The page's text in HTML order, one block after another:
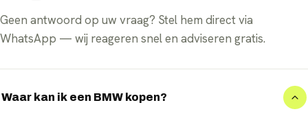
Geen antwoord op uw vraag? Stel hem direct via
WhatsApp — wij reageren snel en adviseren gratis.
Waar kan ik een BMW kopen?